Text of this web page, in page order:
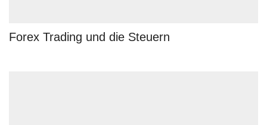
Forex Trading und die Steuern